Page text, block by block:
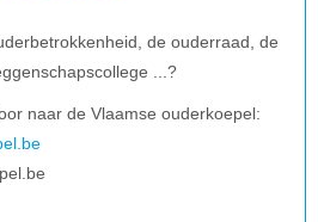
de ouderraad, de
...?
naar de Vlaamse ouderkoepel: